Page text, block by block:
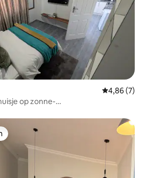
Gemiddelde
4,86 (7)
op zonne-